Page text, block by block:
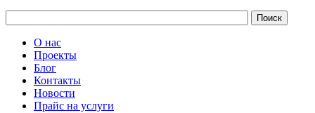
О нас
Проекты
Блог
Контакты
Новости
Прайс на услуги